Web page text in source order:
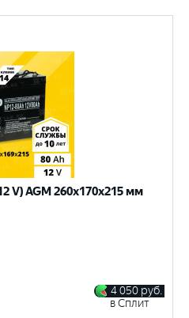
V) AGM 260x170x215 мм
4 050 руб.
в Сплит